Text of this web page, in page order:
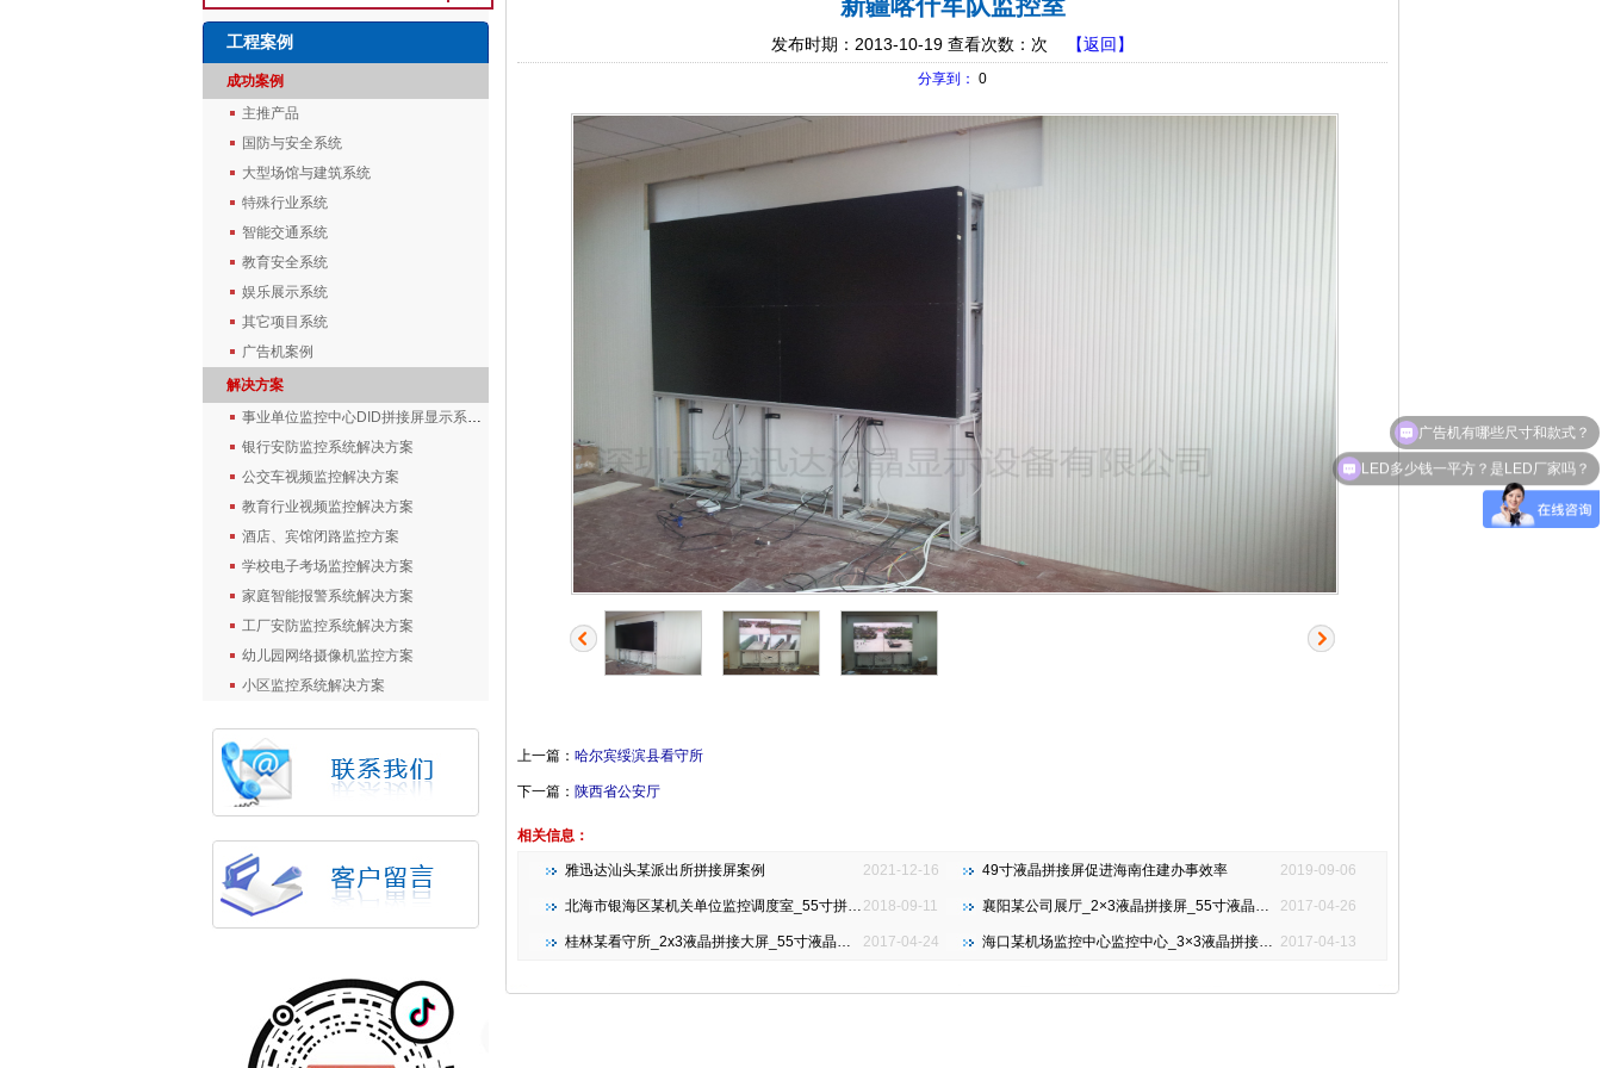
工程案例
成功案例
主推产品
国防与安全系统
大型场馆与建筑系统
特殊行业系统
智能交通系统
教育安全系统
娱乐展示系统
其它项目系统
广告机案例
解决方案
事业单位监控中心DID拼接屏显示系统解决方案
银行安防监控系统解决方案
公交车视频监控解决方案
教育行业视频监控解决方案
酒店、宾馆闭路监控方案
学校电子考场监控解决方案
家庭智能报警系统解决方案
工厂安防监控系统解决方案
幼儿园网络摄像机监控方案
小区监控系统解决方案
发布时期：2013-10-19 查看次数： 次 【返回】
分享到： 0
上一篇： 哈尔宾绥滨县看守所
下一篇： 陕西省公安厅
相关信息：
2021-12-16
雅迅达汕头某派出所拼接屏案例 2019-09-06
49寸液晶拼接屏促进海南住建办事效率
2018-09-11
北海市银海区某机关单位监控调度室_55寸拼接大屏_3x4 3.5mm 2017-04-26
襄阳某公司展厅_2×3液晶拼接屏_55寸液晶拼接屏
2017-04-24
桂林某看守所_2x3液晶拼接大屏_55寸液晶拼接屏 2017-04-13
海口某机场监控中心监控中心_3×3液晶拼接大屏_46寸液晶拼接屏
LED多少钱一平方？是LED厂家吗？